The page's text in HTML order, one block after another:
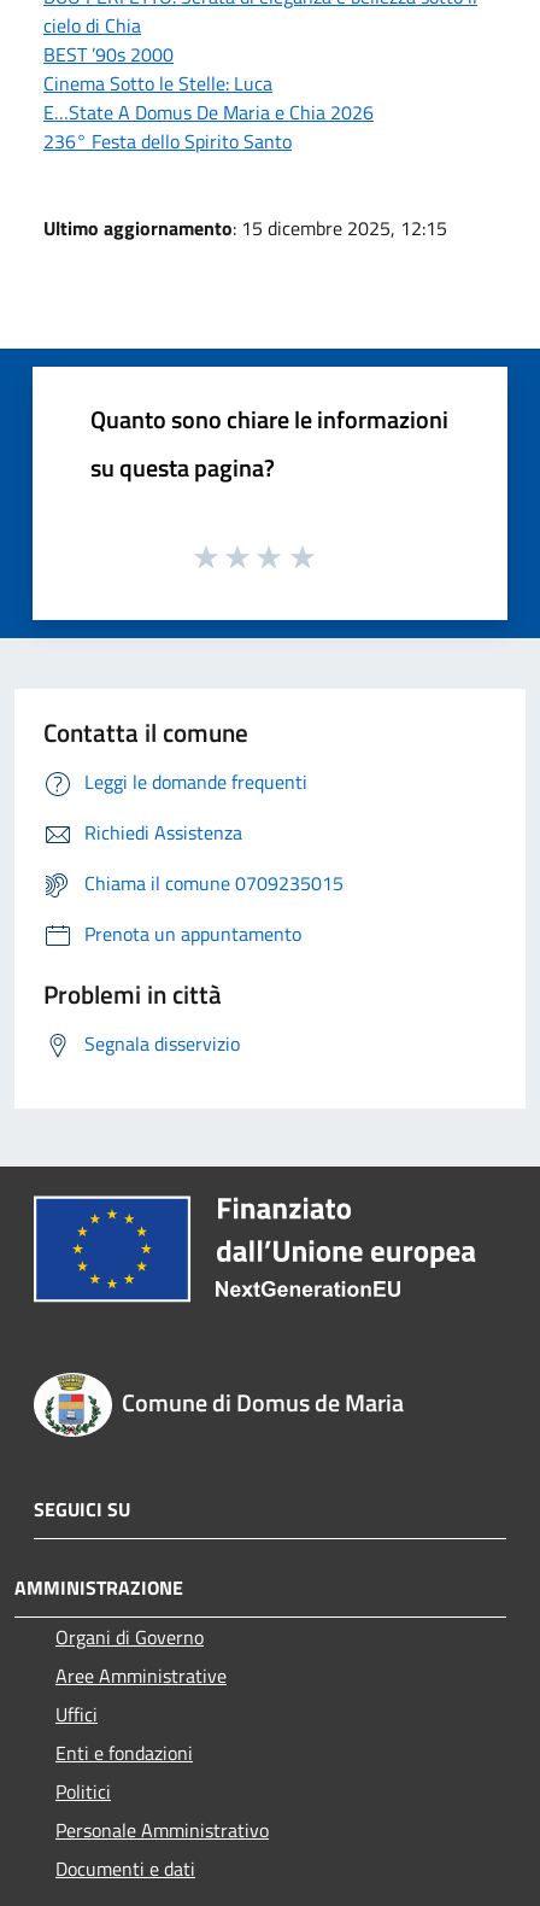
cielo di Chia
BEST ’90s 2000
Cinema Sotto le Stelle: Luca
E…State A Domus De Maria e Chia 2026
236° Festa dello Spirito Santo
Ultimo aggiornamento: 15 dicembre 2025, 12:15
Quanto sono chiare le informazioni
su questa pagina?
Contatta il comune
Leggi le domande frequenti
Richiedi Assistenza
Chiama il comune 0709235015
Prenota un appuntamento
Problemi in città
Segnala disservizio
Comune di Domus de Maria
SEGUICI SU
AMMINISTRAZIONE
Organi di Governo
Aree Amministrative
Uffici
Enti e fondazioni
Politici
Personale Amministrativo
Documenti e dati